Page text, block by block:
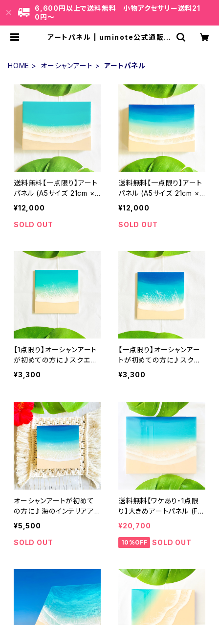
6,600円以上で送料無料 小物アクセサリー送料21
0円〜
アートパネル | uminote公式通販 B
HOME オーシャンアート アートパネル
送料無料【一点限り】アート
パネル (A5サイズ 21cm × 1
4.8cm)オーシャンアート エ
ポキシ樹脂 インテリア おし
ゃれ 波 ビーチ 砂浜 青 エ
¥12,000
SOLD OUT
送料無料【一点限り】アート
パネル (A5サイズ 21cm × 1
4.8cm)オーシャンアート エ
ポキシ樹脂 インテリア おし
ゃれ 波 ビーチ 砂浜 青 ブ
¥12,000
SOLD OUT
【1点限り】オーシャンアート
が初めての方に♪スクエア
ミニアート ヨロンブルー (1
0cm × 10cm)レジンアート
しゃれ 波 ビーチ 砂浜 青 ブ
ルー グラデーション 誕生日
記念日
¥3,300
【一点限り】オーシャンアー
トが初めての方に♪スクエ
アミニアート オーシャンブ
ルー (10cm × 10cm)レジ
テリア おしゃれ 波 ビーチ
砂浜 青 ブルー グラデーシ
ョン 誕生日 記念日
¥3,300
オーシャンアートが初めて
の方に♪海のインテリアア
ートパネル étude (15cm ×
15cm) レジンアート エポキ
シ樹脂 インテリア おしゃれ
¥5,500
SOLD OUT
送料無料【ワケあり・1点限
り】大きめアートパネル (F3
サイズ 27.3cm × 22cm)オ
ーシャンレジンアート エポ
キシ樹脂 インテリア おしゃ
記念日
¥20,700
10%OFF SOLD OUT